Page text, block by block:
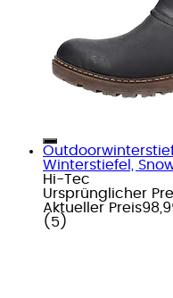
Winterstiefel,
Hi-Tec
Ursprünglicher
Aktueller Preis
( 5 )